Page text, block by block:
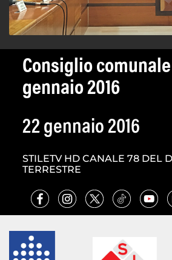
Consiglio comunale
gennaio 2016
22 gennaio 2016
STILETV HD CANALE 78 DEL
TERRESTRE